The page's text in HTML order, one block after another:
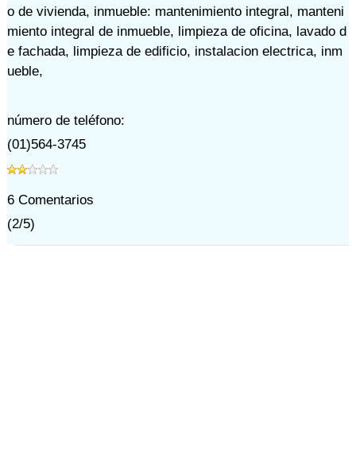
o de vivienda, inmueble: mantenimiento integral, manteni
miento integral de inmueble, limpieza de oficina, lavado d
e fachada, limpieza de edificio, instalacion electrica, inm
ueble,
número de teléfono:
(01)564-3745
6Comentarios
(2/5)